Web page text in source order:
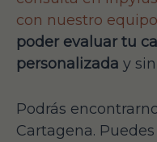
con nuestro equipo
poder evaluar tu
personalizada y
Podrás
Cartagena.